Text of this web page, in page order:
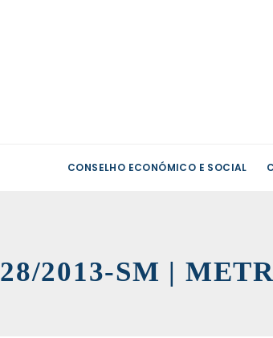
CONSELHO ECONÓMICO E SOCIAL
28/2013-SM |